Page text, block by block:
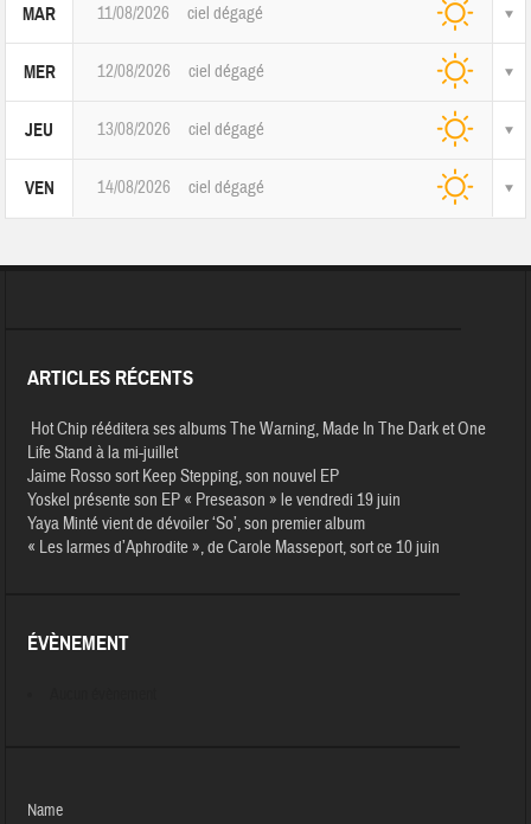
MAR 11/08/2026 ciel dégagé
MER 12/08/2026 ciel dégagé
JEU 13/08/2026 ciel dégagé
VEN 14/08/2026 ciel dégagé
ARTICLES RÉCENTS
Hot Chip rééditera ses albums The Warning, Made In The Dark et One
Life Stand à la mi-juillet
Jaime Rosso sort Keep Stepping, son nouvel EP
Yoskel présente son EP « Preseason » le vendredi 19 juin
Yaya Minté vient de dévoiler ‘So’, son premier album
« Les larmes d’Aphrodite », de Carole Masseport, sort ce 10 juin
ÉVÈNEMENT
Name